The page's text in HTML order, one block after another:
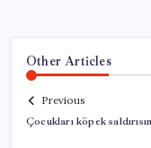
Other Articles
Previous
Çocukları köpek